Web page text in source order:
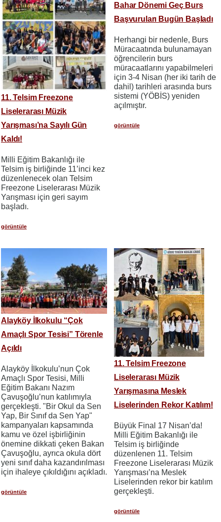
11. Telsim Freezone
Liselerarası Müzik
Yarışması’na Sayılı Gün
Kaldı!
​​​​​​​Milli Eğitim Bakanlığı ile
Telsim iş birliğinde 11’inci kez
düzenlenecek olan Telsim
Freezone Liselerarası Müzik
Yarışması için geri sayım
başladı.
görüntüle
Bahar Dönemi Geç Burs
Başvuruları Bugün Başladı
Herhangi bir nedenle, Burs
Müracaatında bulunamayan
öğrencilerin burs
müracaatlarını yapabilmeleri
için 3-4 Nisan (her iki tarih de
dahil) tarihleri arasında burs
sistemi (YÖBİS) yeniden
açılmıştır.
görüntüle
Alayköy İlkokulu “Çok
Amaçlı Spor Tesisi” Törenle
Açıldı
Alayköy İlkokulu’nun Çok
Amaçlı Spor Tesisi, Milli
Eğitim Bakanı Nazım
Çavuşoğlu’nun katılımıyla
gerçekleşti. "Bir Okul da Sen
Yap, Bir Sınıf da Sen Yap"
kampanyaları kapsamında
kamu ve özel işbirliğinin
önemine dikkati çeken Bakan
Çavuşoğlu, ayrıca okula dört
yeni sınıf daha kazandırılması
için ihaleye çıkıldığını açıkladı.
görüntüle
11. Telsim Freezone
Liselerarası Müzik
Yarışmasına Meslek
Liselerinden Rekor Katılım!
Büyük Final 17 Nisan’da!
Milli Eğitim Bakanlığı ile
Telsim iş birliğinde
düzenlenen 11. Telsim
Freezone Liselerarası Müzik
Yarışması’na Meslek
Liselerinden rekor bir katılım
gerçekleşti.
görüntüle